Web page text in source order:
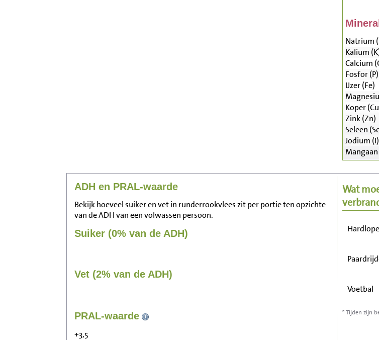
Natrium
Kalium
Calcium
Fosfor (P)
IJzer (Fe)
Koper
Zink (Zn)
Seleen
Jodium (I)
ADH en PRAL-waarde
Bekijk hoeveel suiker en vet in runderrookvlees zit per portie ten opzichte
van de ADH van een volwassen persoon.
Suiker (0% van de ADH)
Vet (2% van de ADH)
PRAL-waarde
+3,5
Wat
Zitten, tv
Voetbal
* Tijden zijn